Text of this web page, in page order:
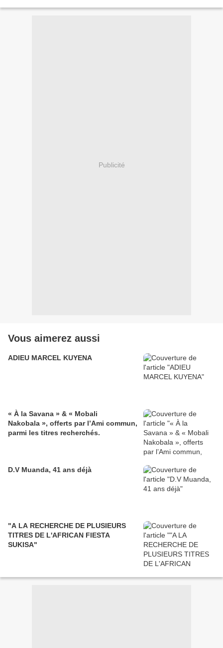
Publicité
Vous aimerez aussi
ADIEU MARCEL KUYENA
« À la Savana » & « Mobali
Nakobala », offerts par l’Ami commun,
parmi les titres recherchés.
D.V Muanda, 41 ans déjà
"A LA RECHERCHE DE PLUSIEURS
TITRES DE L'AFRICAN FIESTA
SUKISA"